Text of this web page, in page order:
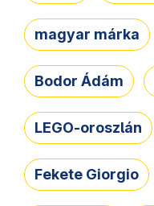
magyar márka
Bodor Ádám
LEGO-oroszlán
Fekete Giorgio